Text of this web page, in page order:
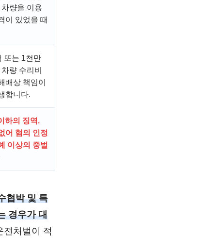
량을 이용
이 있었을 때
또는 1천만
량 수리비
배상 책임이
합니다.
하의 징역.
어 혐의 인정
이상의 중벌
협박 및 특
경우가 대
전처벌이 적